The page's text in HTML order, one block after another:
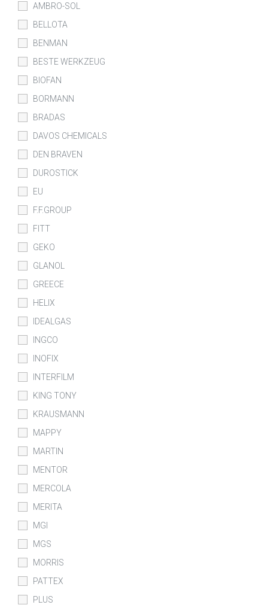
AMBRO-SOL
BELLOTA
BENMAN
BESTE WERKZEUG
BIOFAN
BORMANN
BRADAS
DAVOS CHEMICALS
DEN BRAVEN
DUROSTICK
EU
F.F.GROUP
FITT
GEKO
GLANOL
GREECE
HELIX
IDEALGAS
INGCO
INOFIX
INTERFILM
KING TONY
KRAUSMANN
MAPPY
MARTIN
MENTOR
MERCOLA
MERITA
MGI
MGS
MORRIS
PATTEX
PLUS